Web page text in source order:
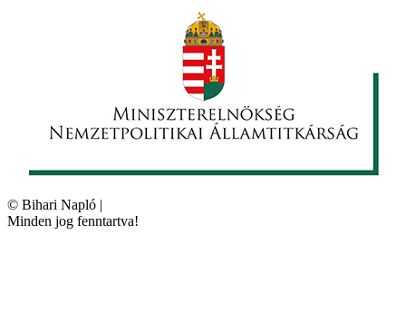
© Bihari Napló |
Minden jog fenntartva!